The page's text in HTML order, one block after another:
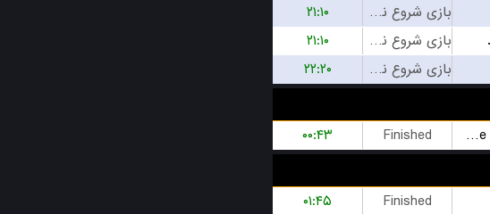
بازی شروع نشده است
۲۱:۱۰
بازی شروع نشده است
۲۱:۱۰
بازی شروع نشده است
۲۲:۲۰
Felipe Meligeni Rodrigues Alves
Finished
۰۰:۴۳
Finished
۰۱:۴۵